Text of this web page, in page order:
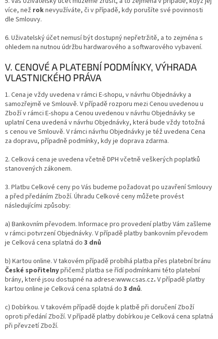
více, než roknevyužíváte, či v případě, kdy porušíte své povinnosti
dle Smlouvy.
6. Uživatelský účet nemusí být dostupný nepřetržitě, a to zejména s
ohledem na nutnou údržbu hardwarového a softwarového vybavení.
V. CENOVÉ A PLATEBNÍ PODMÍNKY, VÝHRADA
VLASTNICKÉHO PRÁVA
1. Cena je vždy uvedena v rámci E-shopu, v návrhu Objednávky a
samozřejmě ve Smlouvě. V případě rozporu mezi Cenou uvedenou u
Zboží v rámci E-shopu a Cenou uvedenou v návrhu Objednávky se
uplatní Cena uvedená v návrhu Objednávky, která bude vždy totožná
s cenou ve Smlouvě. V rámci návrhu Objednávky je též uvedena Cena
za dopravu, případně podmínky, kdy je doprava zdarma.
2. Celková cena je uvedena včetně DPH včetně veškerých poplatků
stanovených zákonem.
3. Platbu Celkové ceny po Vás budeme požadovat po uzavření Smlouvy
a před předáním Zboží. Úhradu Celkové ceny můžete provést
následujícími způsoby:
a) Bankovním převodem. Informace pro provedení platby Vám zašleme
v rámci potvrzení Objednávky. V případě platby bankovním převodem
je Celková cena splatná do 3 dnů
b) Kartou online. V takovém případě probíhá platba přes platební bránu
České spořitelnypřičemž platba se řídí podmínkami této platební
brány, které jsou dostupné na adrese:www.csas.cz. V případě platby
kartou online je Celková cena splatná do 3 dnů.
c) Dobírkou. V takovém případě dojde k platbě při doručení Zboží
oproti předání Zboží. V případě platby dobírkou je Celková cena splatná
při převzetí Zboží.